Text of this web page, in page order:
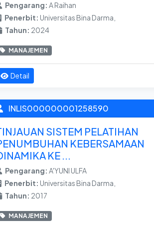
Pengarang: A Raihan
Penerbit: Universitas Bina Darma,
Tahun: 2024
MANAJEMEN
Detail
INLIS000000001258590
SISTEM PELATIHAN
KEBERSAMAAN
KE ...
Pengarang: A'YUNI ULFA
Penerbit: Universitas Bina Darma,
Tahun: 2017
MANAJEMEN